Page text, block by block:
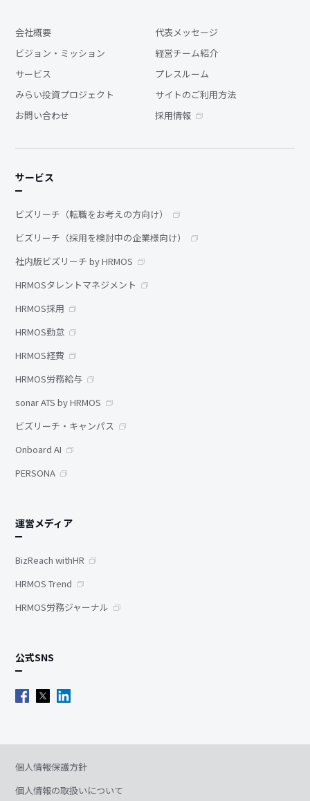
会社概要
代表メッセージ
ビジョン・ミッション
経営チーム紹介
サービス
プレスルーム
みらい投資プロジェクト
サイトのご利用方法
お問い合わせ
採用情報
サービス
ビズリーチ（転職をお考えの方向け）
ビズリーチ（採用を検討中の企業様向け）
社内版ビズリーチ by HRMOS
HRMOSタレントマネジメント
HRMOS採用
HRMOS勤怠
HRMOS経費
HRMOS労務給与
sonar ATS by HRMOS
ビズリーチ・キャンパス
Onboard AI
PERSONA
運営メディア
BizReach withHR
HRMOS Trend
HRMOS労務ジャーナル
公式SNS
個人情報保護方針
個人情報の取扱いについて